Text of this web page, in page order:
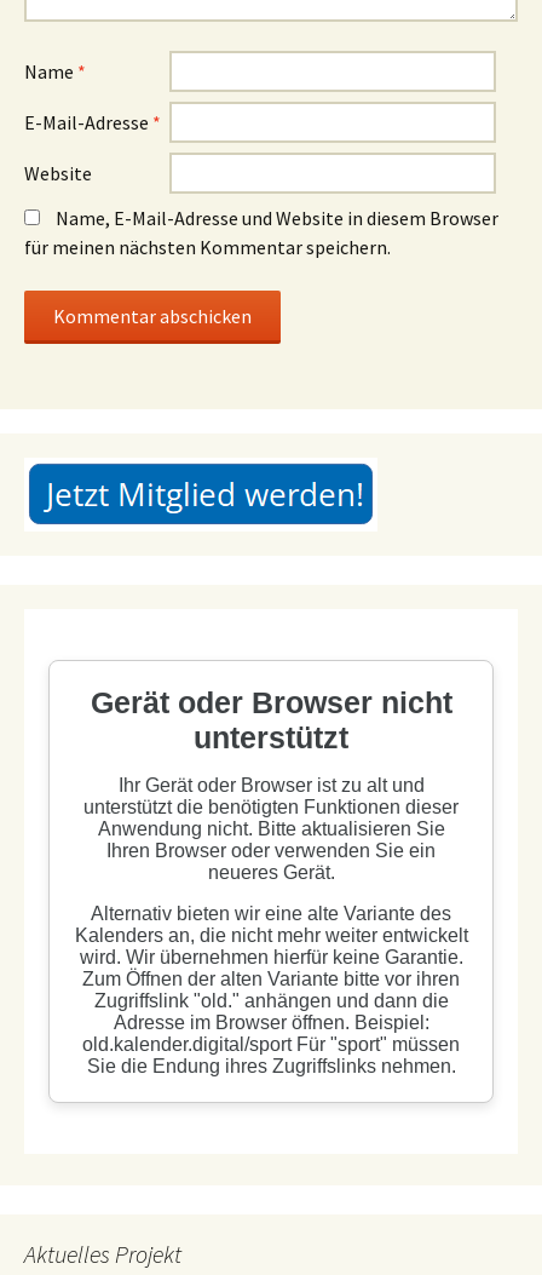
Name *
E-Mail-Adresse *
Website
Name, E-Mail-Adresse und Website in diesem Browser
für meinen nächsten Kommentar speichern.
Aktuelles Projekt